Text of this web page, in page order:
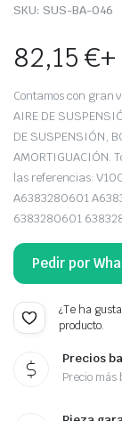
SKU: SUS-BA-046
82,15€
Contamos con gran
AIRE DE
DE SUSPENSIÓN,
AMORTIGUACIÓN.
las referencias:
A6383280601
6383280601
Pedir por
¿Te ha
producto.
Precios
Precio más